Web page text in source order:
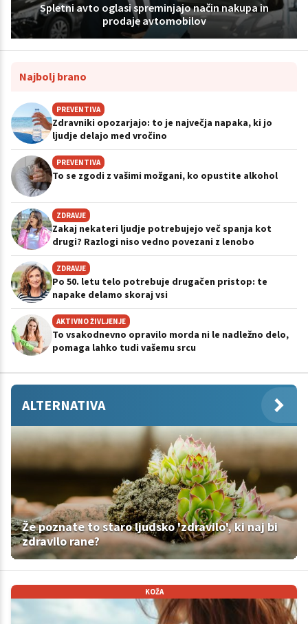
Spletni avto oglasi spreminjajo način nakupa in
prodaje avtomobilov
Najbolj brano
PREVENTIVA
Zdravniki opozarjajo: to je največja napaka, ki jo
ljudje delajo med vročino
PREVENTIVA
To se zgodi z vašimi možgani, ko opustite alkohol
ZDRAVJE
Zakaj nekateri ljudje potrebujejo več spanja kot
drugi? Razlogi niso vedno povezani z lenobo
ZDRAVJE
Po 50. letu telo potrebuje drugačen pristop: te
napake delamo skoraj vsi
AKTIVNO ŽIVLJENJE
To vsakodnevno opravilo morda ni le nadležno delo,
pomaga lahko tudi vašemu srcu
ALTERNATIVA
Že poznate to staro ljudsko 'zdravilo', ki naj bi
zdravilo rane?
KOŽA